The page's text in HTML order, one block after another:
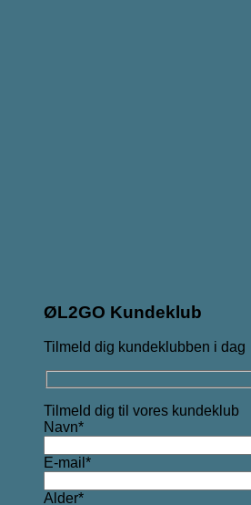
ØL2GO Kundeklub
Tilmeld dig kundeklubben i dag
Tilmeld dig til vores kundeklub
Navn*
E-mail*
Alder*